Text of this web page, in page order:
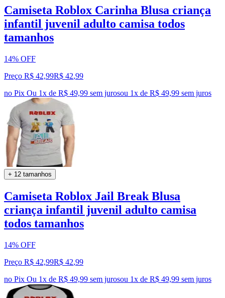
Camiseta Roblox Carinha Blusa criança
infantil juvenil adulto camisa todos
tamanhos
14% OFF
Preço R$ 42,99R$ 42,99
no Pix Ou 1x de R$ 49,99 sem jurosou 1x de R$ 49,99 sem juros
+ 12 tamanhos
Camiseta Roblox Jail Break Blusa
criança infantil juvenil adulto camisa
todos tamanhos
14% OFF
Preço R$ 42,99R$ 42,99
no Pix Ou 1x de R$ 49,99 sem jurosou 1x de R$ 49,99 sem juros